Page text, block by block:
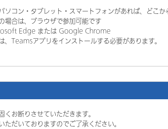
ソコン・タブレット・スマートフォンがあれば、どこか
合は、ブラウザで参加可能です
Edge または Google Chrome
Teamsアプリをインストールする必要があります。
くお断りさせていただきます。
ただいておりますのでご了承ください。